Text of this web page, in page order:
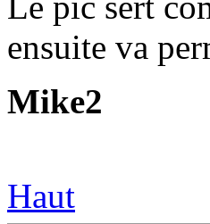
ensuite va
Mike2
Haut